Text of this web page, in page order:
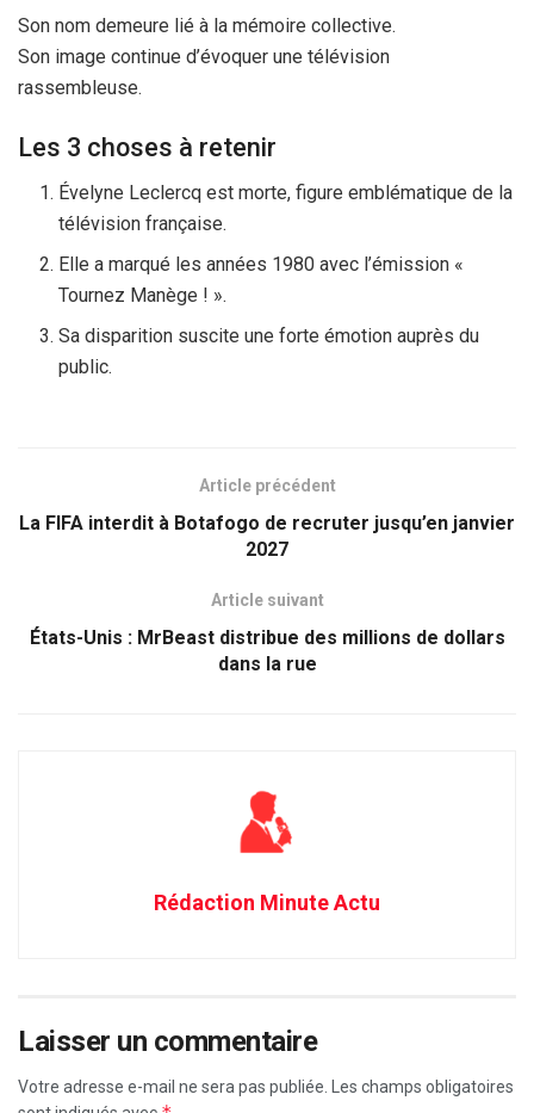
Son nom demeure lié à la mémoire collective.
Son image continue d’évoquer une télévision
rassembleuse.
Les 3 choses à retenir
Évelyne Leclercq est morte, figure emblématique de la
télévision française.
Elle a marqué les années 1980 avec l’émission «
Tournez Manège ! ».
Sa disparition suscite une forte émotion auprès du
public.
Article précédent
La FIFA interdit à Botafogo de recruter jusqu’en janvier
2027
Article suivant
États-Unis : MrBeast distribue des millions de dollars
dans la rue
Rédaction Minute Actu
Laisser un commentaire
Votre adresse e-mail ne sera pas publiée. Les champs obligatoires